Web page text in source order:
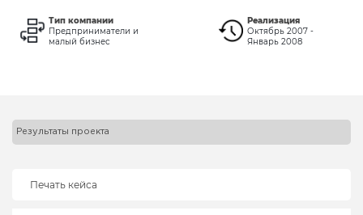
Тип компании
Предприниматели и
малый бизнес
Реализация
Октябрь 2007 -
Январь 2008
Результаты проекта
Печать кейса